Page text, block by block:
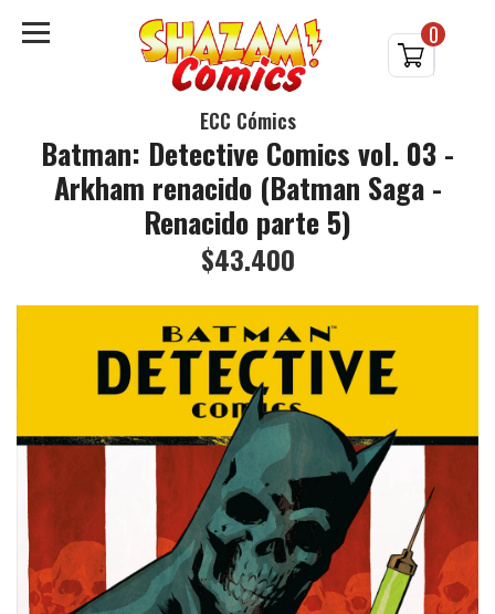
0
ECC Cómics
Batman: Detective Comics vol. 03 -
Arkham renacido (Batman Saga -
Renacido parte 5)
$43.400